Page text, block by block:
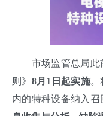
市场监管总局此
则》 8月1日起实施。
内的特种设备纳入